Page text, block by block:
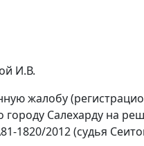
И.В.
жалобу
Салехарду на
1820/2012 (судья